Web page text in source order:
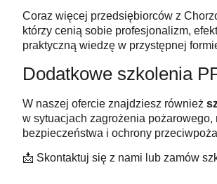
Coraz więcej przedsiębiorców z
którzy cenią sobie profesjonalizm,
praktyczną wiedzę w przystępnej
Dodatkowe szkolenia
W naszej ofercie znajdziesz również
w sytuacjach zagrożenia pożarowego,
bezpieczeństwa i ochrony
📩 Skontaktuj się z nami lub zamów